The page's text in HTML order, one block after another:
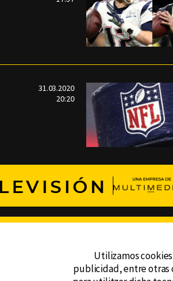
31.03.2020
20:20
medio electrónico o magnético.Utilizamos
publicidad, entre otras